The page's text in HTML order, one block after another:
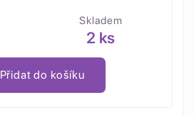
Skladem
2 ks
Přidat do košíku